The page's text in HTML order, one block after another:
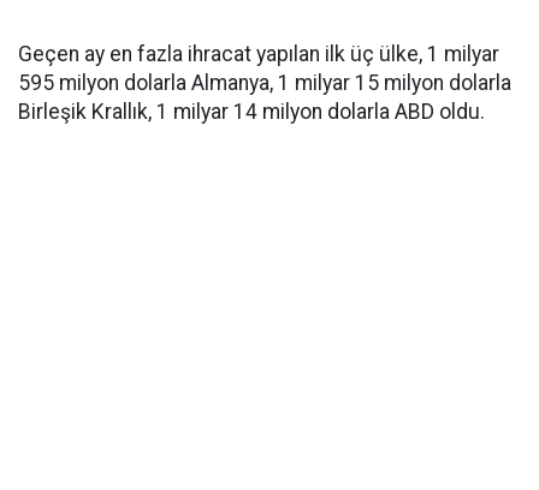
Geçen ay en fazla ihracat yapılan ilk üç ülke, 1 milyar
595 milyon dolarla Almanya, 1 milyar 15 milyon dolarla
Birleşik Krallık, 1 milyar 14 milyon dolarla ABD oldu.